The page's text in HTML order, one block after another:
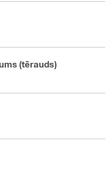
(tērauds)